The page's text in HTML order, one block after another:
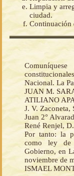
Limpia y
ciudad.
Continuación
Nacional. La
JUAN M.
ATILIANO
J. V. Zaconeta,
Juan 2°
René Renjel,
Por tanto: la
como ley de
Gobierno, en
noviembre de
ISMAEL